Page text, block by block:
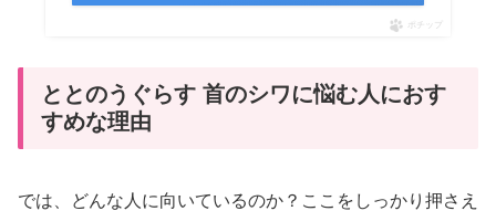
ポチップ
ととのうぐらす 首のシワに悩む人におす
すめな理由
では、どんな人に向いているのか？ここをしっかり押さえ